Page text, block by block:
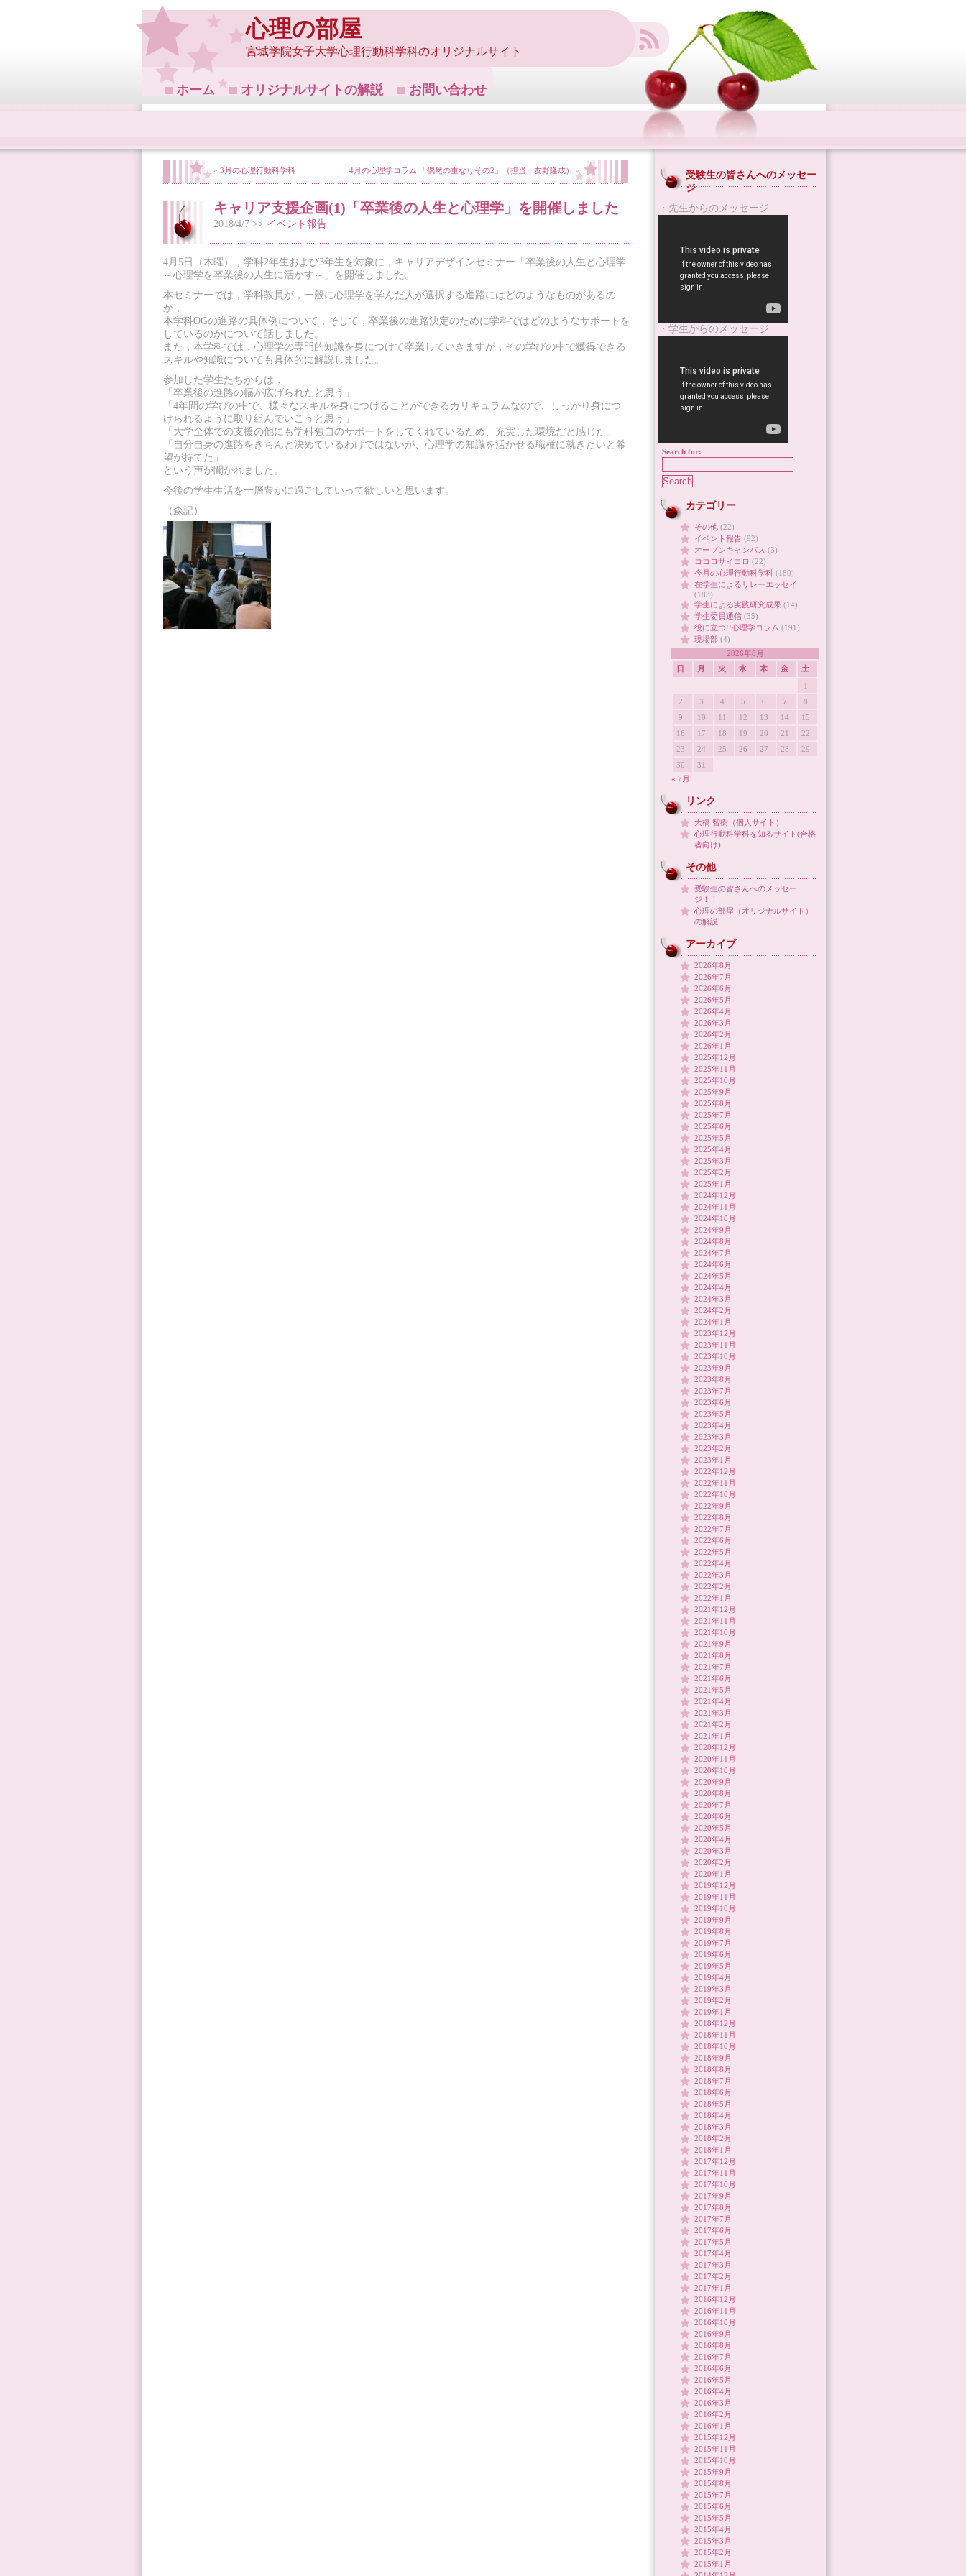
心理の部屋
宮城学院女子大学心理行動科学科のオリジナルサイト
ホーム オリジナルサイトの解説 お問い合わせ
« 3月の心理行動科学科 4月の心理学コラム 「偶然の重なりその2」（担当：友野隆成） »
キャリア支援企画(1)「卒業後の人生と心理学」を開催しました
2018/4/7 >> イベント報告
4月5日（木曜），学科2年生および3年生を対象に，キャリアデザインセミナー「卒業後の人生と心理学
～心理学を卒業後の人生に活かす～」を開催しました。
本セミナーでは，学科教員が，一般に心理学を学んだ人が選択する進路にはどのようなものがあるの
か，
本学科OGの進路の具体例について，そして，卒業後の進路決定のために学科ではどのようなサポートを
しているのかについて話しました。
また，本学科では，心理学の専門的知識を身につけて卒業していきますが，その学びの中で獲得できる
スキルや知識についても具体的に解説しました。
参加した学生たちからは，
「卒業後の進路の幅が広げられたと思う」
「4年間の学びの中で、様々なスキルを身につけることができるカリキュラムなので、しっかり身につ
けられるように取り組んでいこうと思う」
「大学全体での支援の他にも学科独自のサポートをしてくれているため、充実した環境だと感じた」
「自分自身の進路をきちんと決めているわけではないが、心理学の知識を活かせる職種に就きたいと希
望が持てた」
という声が聞かれました。
今後の学生生活を一層豊かに過ごしていって欲しいと思います。
（森記）
受験生の皆さんへのメッセー
ジ
・先生からのメッセージ
・学生からのメッセージ
Search for:
カテゴリー
その他 (22)
イベント報告 (92)
オープンキャンパス (3)
ココロサイコロ (22)
今月の心理行動科学科 (180)
在学生によるリレーエッセイ
(183)
学生による実践研究成果 (14)
学生委員通信 (35)
役に立つ!!心理学コラム (191)
現場部 (4)
2026年8月
日
月 火 水 木 金
土
1
2
3 4 5 6 7
8
9
10 11 12 13 14
15
16
17 18 19 20 21
22
23
24 25 26 27 28
29
30
31
« 7月
リンク
大橋 智樹（個人サイト）
心理行動科学科を知るサイト(合格
者向け)
その他
受験生の皆さんへのメッセー
ジ！！
心理の部屋（オリジナルサイト）
の解説
アーカイブ
2026年8月
2026年7月
2026年6月
2026年5月
2026年4月
2026年3月
2026年2月
2026年1月
2025年12月
2025年11月
2025年10月
2025年9月
2025年8月
2025年7月
2025年6月
2025年5月
2025年4月
2025年3月
2025年2月
2025年1月
2024年12月
2024年11月
2024年10月
2024年9月
2024年8月
2024年7月
2024年6月
2024年5月
2024年4月
2024年3月
2024年2月
2024年1月
2023年12月
2023年11月
2023年10月
2023年9月
2023年8月
2023年7月
2023年6月
2023年5月
2023年4月
2023年3月
2023年2月
2023年1月
2022年12月
2022年11月
2022年10月
2022年9月
2022年8月
2022年7月
2022年6月
2022年5月
2022年4月
2022年3月
2022年2月
2022年1月
2021年12月
2021年11月
2021年10月
2021年9月
2021年8月
2021年7月
2021年6月
2021年5月
2021年4月
2021年3月
2021年2月
2021年1月
2020年12月
2020年11月
2020年10月
2020年9月
2020年8月
2020年7月
2020年6月
2020年5月
2020年4月
2020年3月
2020年2月
2020年1月
2019年12月
2019年11月
2019年10月
2019年9月
2019年8月
2019年7月
2019年6月
2019年5月
2019年4月
2019年3月
2019年2月
2019年1月
2018年12月
2018年11月
2018年10月
2018年9月
2018年8月
2018年7月
2018年6月
2018年5月
2018年4月
2018年3月
2018年2月
2018年1月
2017年12月
2017年11月
2017年10月
2017年9月
2017年8月
2017年7月
2017年6月
2017年5月
2017年4月
2017年3月
2017年2月
2017年1月
2016年12月
2016年11月
2016年10月
2016年9月
2016年8月
2016年7月
2016年6月
2016年5月
2016年4月
2016年3月
2016年2月
2016年1月
2015年12月
2015年11月
2015年10月
2015年9月
2015年8月
2015年7月
2015年6月
2015年5月
2015年4月
2015年3月
2015年2月
2015年1月